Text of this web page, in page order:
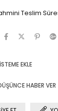
Teslim
EKLE
HABER VER